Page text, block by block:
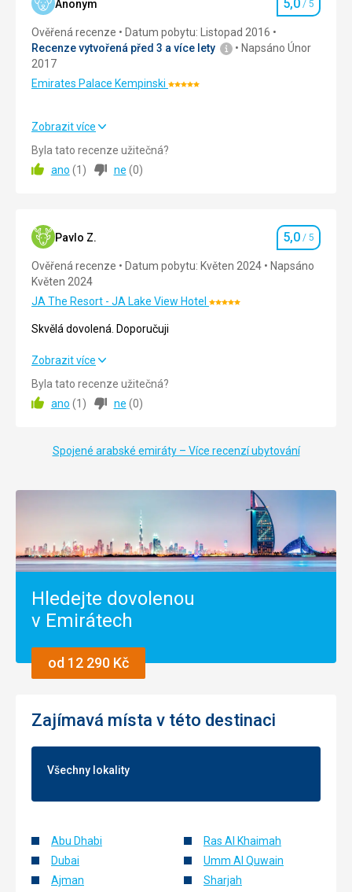
náboženského
kulturního
života
Dubaji.
Nenáročné
Církevní
Anonym Hodnocení
5,0 / 5
Ověřená recenze
Datum pobytu: Listopad 2016
Recenze vytvořená před 3 a více lety
Napsáno Únor
2017
Emirates Palace KempinskiHodnocení:
Ubytování
Služby 5,0/ 5
Cena 5,0/ 5
Zobrazit více
Byla tato recenze užitečná?
ano (1 ) ne (0)
Pavlo Z. Hodnocení
5,0 / 5
Ověřená recenze Datum pobytu: Květen 2024
Napsáno
Květen 2024
JA The Resort - JA Lake View Hotel Hodnocení:
Skvělá dovolená. Doporučuji
Skvělá dovolená. Doporučuji
Strava
Okolí 5,0
Pláž
Strava
Na vyšší úrovni
Výborne
Služby
Zobrazit více
Byla tato recenze užitečná?
ano (1 ) ne (0)
Spojené arabské emiráty – Více recenzí ubytování
Hledejte dovolenou
v Emirátech
od 12 290 Kč
Zajímavá místa v této destinaci
Všechny lokality
Abu Dhabi
Dubai
Ajman
Ras Al Khaimah
Umm Al Quwain
Sharjah